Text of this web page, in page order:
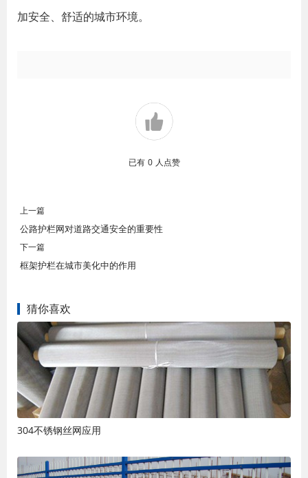
加安全、舒适的城市环境。
已有 0 人点赞
上一篇
公路护栏网对道路交通安全的重要性
下一篇
框架护栏在城市美化中的作用
猜你喜欢
304不锈钢丝网应用